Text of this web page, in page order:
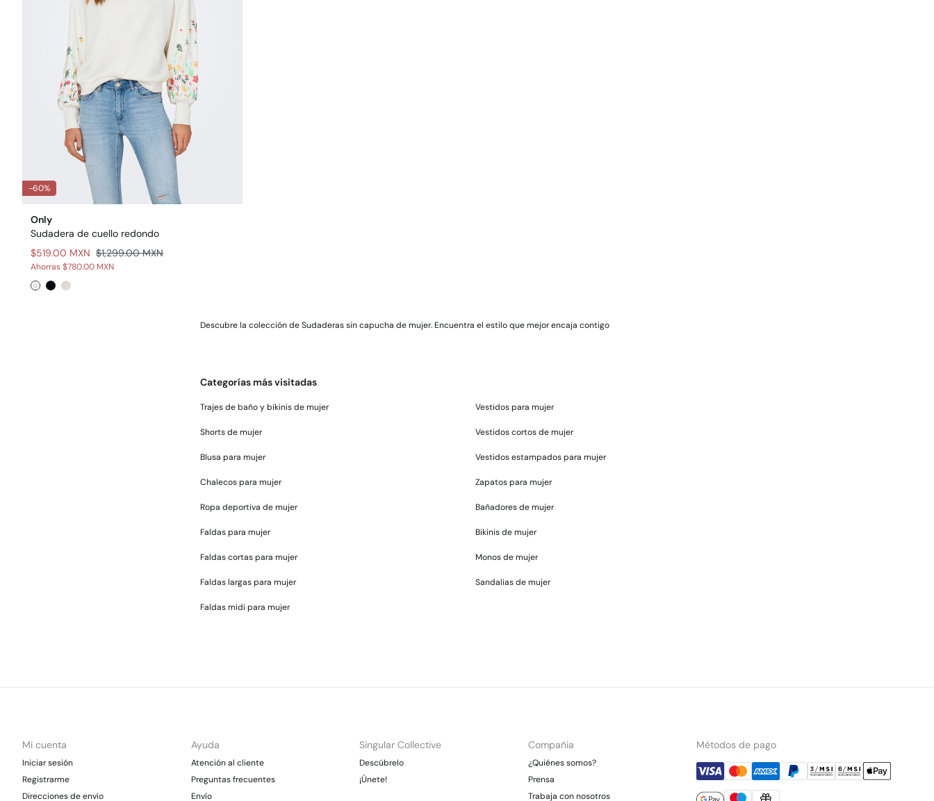
-60%
Only
Sudadera de cuello redondo
$519.00 MXN $1,299.00 MXN
Ahorras$780.00 MXN
Descubre la colección de Sudaderas sin capucha de mujer. Encuentra el estilo que mejor encaja contigo
Categorías más visitadas
Trajes de baño y bikinis de mujer
Shorts de mujer
Blusa para mujer
Chalecos para mujer
Ropa deportiva de mujer
Faldas para mujer
Faldas cortas para mujer
Faldas largas para mujer
Faldas midi para mujer
Vestidos para mujer
Vestidos cortos de mujer
Vestidos estampados para mujer
Zapatos para mujer
Bañadores de mujer
Bikinis de mujer
Monos de mujer
Sandalias de mujer
Mi cuenta
Iniciar sesión
Registrarme
Direcciones de envío
Ayuda
Atención al cliente
Preguntas frecuentes
Envío
Singular Collective
Descúbrelo
¡Únete!
Compañia
¿Quiénes somos?
Prensa
Trabaja con nosotros
Métodos de pago